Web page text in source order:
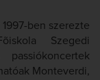
ben szerezte
Szegedi
passiókoncertek
Monteverdi,